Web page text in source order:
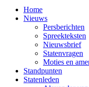
Home
Nieuws
Persberichten
Spreekteksten
Nieuwsbrief
Statenvragen
Moties en
Standpunten
Statenleden